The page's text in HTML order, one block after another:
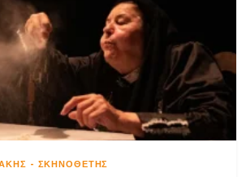
- ΣΚΗΝΟΘΈΤΗΣ